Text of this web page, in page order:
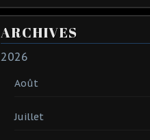
ARCHIVES
2026
Août
Juillet